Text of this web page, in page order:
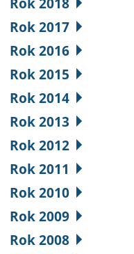
Rok 2017
Rok 2016
Rok 2015
Rok 2014
Rok 2013
Rok 2012
Rok 2011
Rok 2010
Rok 2009
Rok 2008